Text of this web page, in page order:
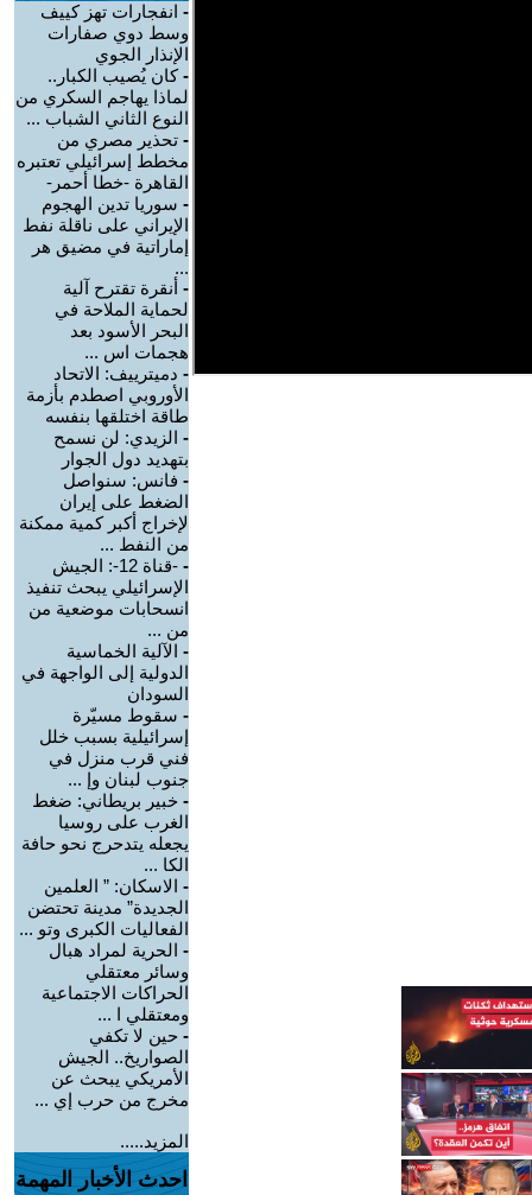
- انفجارات تهز كييف
وسط دوي صفارات
الإنذار الجوي
-كان يُصيب الكبار..
لماذا يهاجم السكري من
النوع الثاني الشباب ...
- تحذير مصري من
مخطط إسرائيلي تعتبره
القاهرة -خطا أحمر-
- سوريا تدين الهجوم
الإيراني على ناقلة نفط
إماراتية في مضيق هر
...
- أنقرة تقترح آلية
لحماية الملاحة في
البحر الأسود بعد
هجمات اس ...
- دميترييف: الاتحاد
الأوروبي اصطدم بأزمة
طاقة اختلقها بنفسه
- الزيدي: لن نسمح
بتهديد دول الجوار
- فانس: سنواصل
الضغط على إيران
لإخراج أكبر كمية ممكنة
من النفط ...
-
-قناة 12-: الجيش
الإسرائيلي يبحث تنفيذ
انسحابات موضعية من
من ...
- الآلية الخماسية
الدولية إلى الواجهة في
السودان
- سقوط مسيّرة
إسرائيلية بسبب خلل
فني قرب منزل في
جنوب لبنان وإ ...
- خبير بريطاني: ضغط
الغرب على روسيا
يجعله يتدحرج نحو حافة
الكا ...
- الاسكان: ” العلمين
الجديدة” مدينة تحتضن
الفعاليات الكبرى وتو ...
- الحرية لمراد هبال
وسائر معتقلي
الحراكات الاجتماعية
ومعتقلي ا ...
- حين لا تكفي
الصواريخ.. الجيش
الأمريكي يبحث عن
مخرج من حرب إي ...
المزيد.....
احدث الأخبار المهمة